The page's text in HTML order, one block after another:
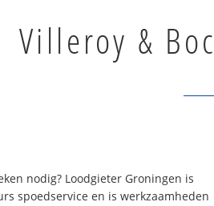
Villeroy &
nodig? Loodgieter Groningen is
spoedservice en is werkzaamheden